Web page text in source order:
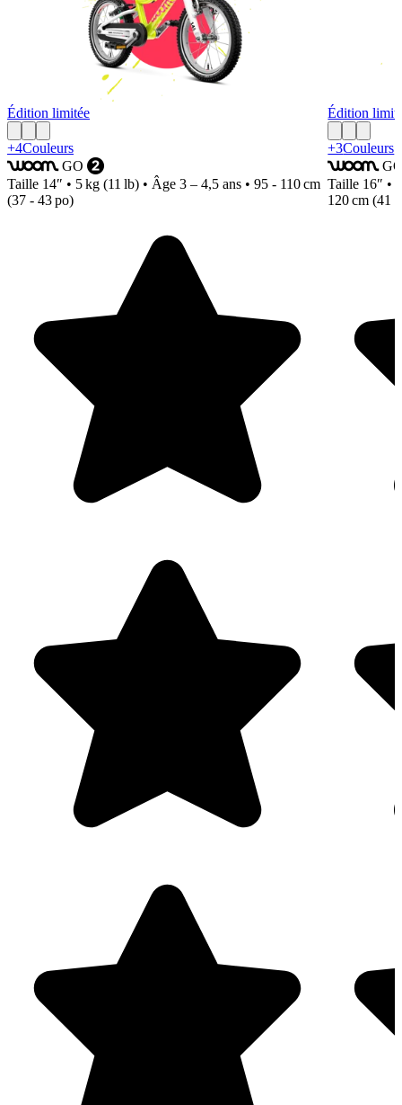
Édition limitée
+4Couleurs
woom GO 2
Taille 14″ • 5 kg (11 lb) • Âge 3 – 4,5 ans • 95 - 110 cm
(37 - 43 po)
Édition
+3Couleurs
woom
Taille 16″ •
120 cm (41